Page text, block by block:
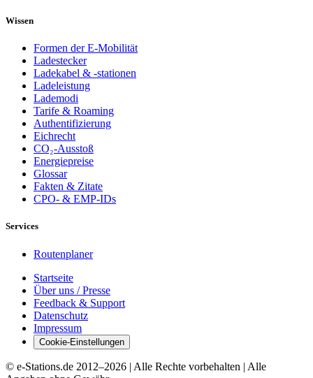
Wissen
Formen der E-Mobilität
Ladestecker
Ladekabel & -stationen
Ladeleistung
Lademodi
Tarife & Roaming
Authentifizierung
Eichrecht
CO₂-Ausstoß
Energiepreise
Glossar
Fakten & Zitate
CPO- & EMP-IDs
Services
Routenplaner
Startseite
Über uns / Presse
Feedback & Support
Datenschutz
Impressum
Cookie-Einstellungen
© e-Stations.de 2012–2026 | Alle Rechte vorbehalten | Alle